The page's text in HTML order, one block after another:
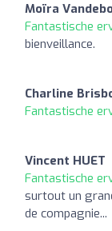
Moïra
Fantastische
bienveillance.
Charline
Fantastische
Vincent HUET
Fantastische
surtout un
de compagnie...